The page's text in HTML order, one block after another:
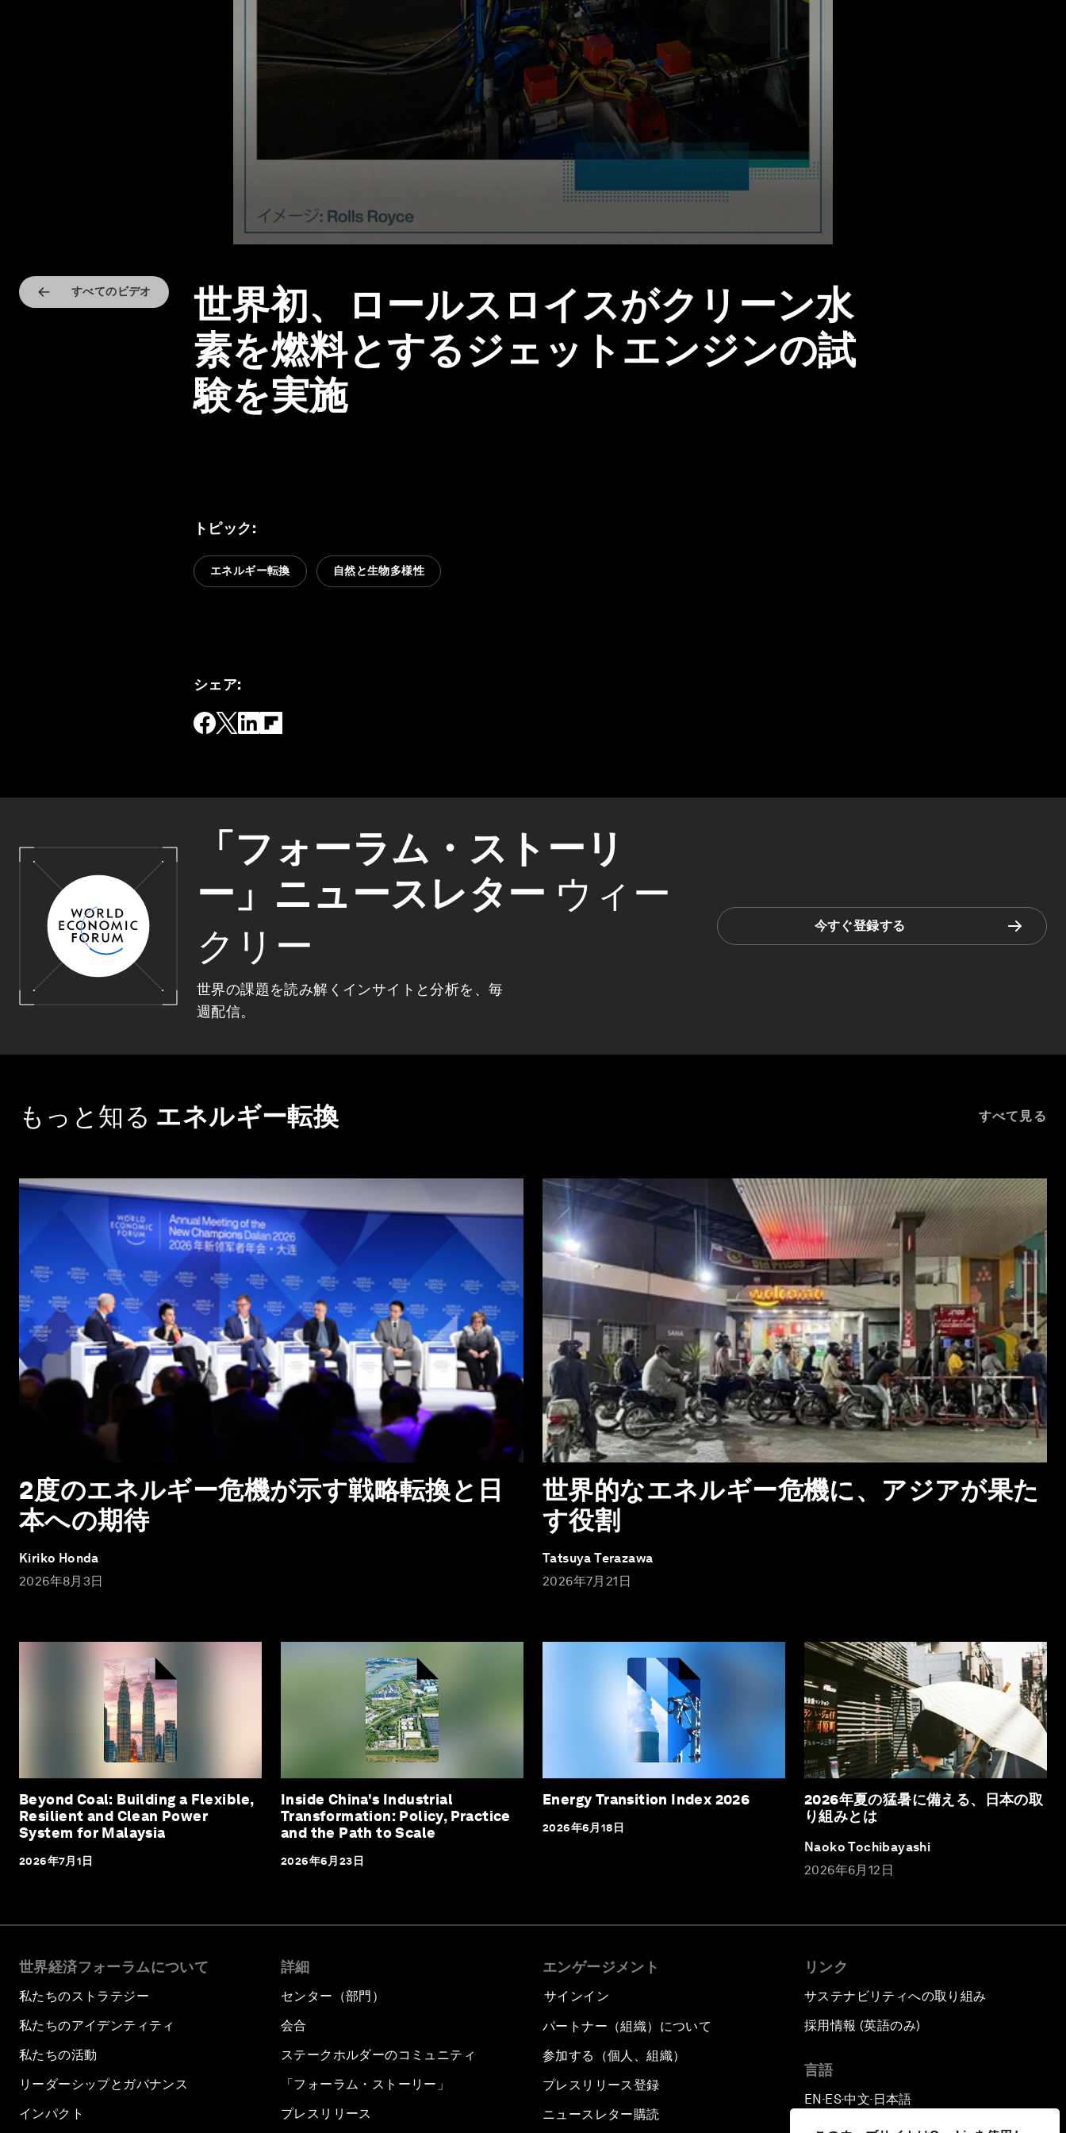
すべてのビデオ
世界初、ロールスロイスがクリーン水
素を燃料とするジェットエンジンの試
験を実施
トピック:
エネルギー転換 自然と生物多様性
シェア:
「フォーラム・ストーリ
ー」ニュースレター ウィー
クリー
世界の課題を読み解くインサイトと分析を、毎
週配信。
今すぐ登録する
もっと知る エネルギー転換 すべて見る
2度のエネルギー危機が示す戦略転換と日
本への期待
Kiriko Honda
2026年8月3日
世界的なエネルギー危機に、アジアが果た
す役割
Tatsuya Terazawa
2026年7月21日
Beyond Coal: Building a Flexible,
Resilient and Clean Power
System for Malaysia
2026年7月1日
Inside China's Industrial
Transformation: Policy, Practice
and the Path to Scale
2026年6月23日
Energy Transition Index 2026
2026年6月18日
2026年夏の猛暑に備える、日本の取
り組みとは
Naoko Tochibayashi
2026年6月12日
世界経済フォーラムについて
私たちのストラテジー
私たちのアイデンティティ
私たちの活動
リーダーシップとガバナンス
インパクト
詳細
センター（部門）
会合
ステークホルダーのコミュニティ
「フォーラム・ストーリー」
プレスリリース
エンゲージメント
サインイン
パートナー（組織）について
参加する（個人、組織）
プレスリリース登録
ニュースレター購読
リンク
サステナビリティへの取り組み
採用情報 (英語のみ)
言語
EN ▪ES▪中文▪ 日本語